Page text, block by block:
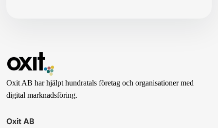
Oxit AB har hjälpt hundratals företag och organisationer med
digital marknadsföring.
Oxit AB